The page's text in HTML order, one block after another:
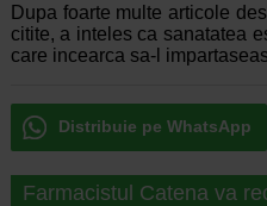
Dupa foarte multe articole
citite, a inteles ca sanatatea
care incearca sa-l
Distribuie pe WhatsApp
Farmacistul Catena va